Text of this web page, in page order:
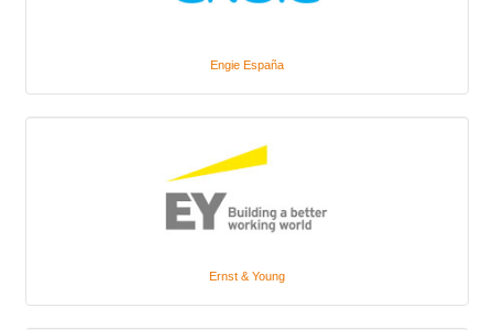
Engie España
Ernst & Young